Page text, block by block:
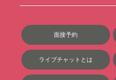
面接予約
ライブチャットとは